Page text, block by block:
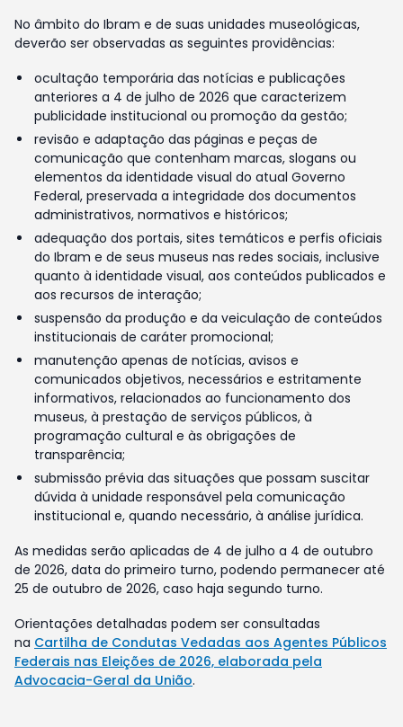
No âmbito do Ibram e de suas unidades museológicas,
deverão ser observadas as seguintes providências:
ocultação temporária das notícias e publicações
anteriores a 4 de julho de 2026 que caracterizem
publicidade institucional ou promoção da gestão;
revisão e adaptação das páginas e peças de
comunicação que contenham marcas, slogans ou
elementos da identidade visual do atual Governo
Federal, preservada a integridade dos documentos
administrativos, normativos e históricos;
adequação dos portais, sites temáticos e perfis oficiais
do Ibram e de seus museus nas redes sociais, inclusive
quanto à identidade visual, aos conteúdos publicados e
aos recursos de interação;
suspensão da produção e da veiculação de conteúdos
institucionais de caráter promocional;
manutenção apenas de notícias, avisos e
comunicados objetivos, necessários e estritamente
informativos, relacionados ao funcionamento dos
museus, à prestação de serviços públicos, à
programação cultural e às obrigações de
transparência;
submissão prévia das situações que possam suscitar
dúvida à unidade responsável pela comunicação
institucional e, quando necessário, à análise jurídica.
As medidas serão aplicadas de 4 de julho a 4 de outubro
de 2026, data do primeiro turno, podendo permanecer até
25 de outubro de 2026, caso haja segundo turno.
Orientações detalhadas podem ser consultadas
na Cartilha de Condutas Vedadas aos Agentes Públicos
Federais nas Eleições de 2026, elaborada pela
Advocacia-Geral da União.